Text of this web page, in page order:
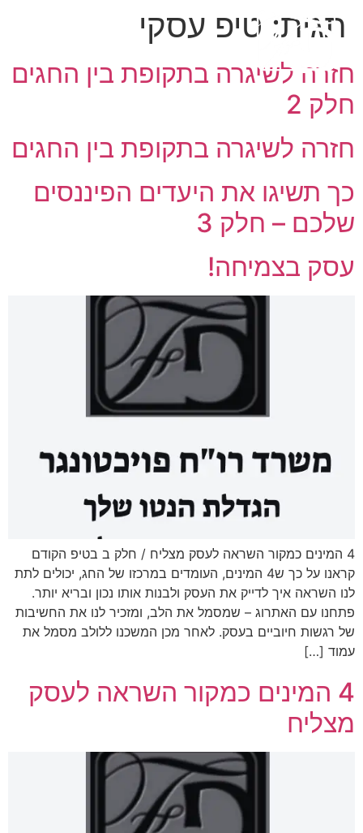
תגית: טיפ עסקי
חזרה לשיגרה בתקופת בין החגים
חלק 2
חזרה לשיגרה בתקופת בין החגים
כך תשיגו את היעדים הפיננסים
שלכם – חלק 3
עסק בצמיחה!
4 המינים כמקור השראה לעסק מצליח / חלק ב בטיפ הקודם
קראנו על כך ש4 המינים, העומדים במרכזו של החג, יכולים לתת
לנו השראה איך לדייק את העסק ולבנות אותו נכון ובריא יותר.
פתחנו עם האתרוג – שמסמל את הלב, ומזכיר לנו את החשיבות
של רגשות חיוביים בעסק. לאחר מכן המשכנו ללולב מסמל את
עמוד […]
4 המינים כמקור השראה לעסק
מצליח